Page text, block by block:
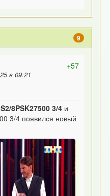
9
+57
в 09:21
8PSK27500 3/4 и
3/4 появился новый